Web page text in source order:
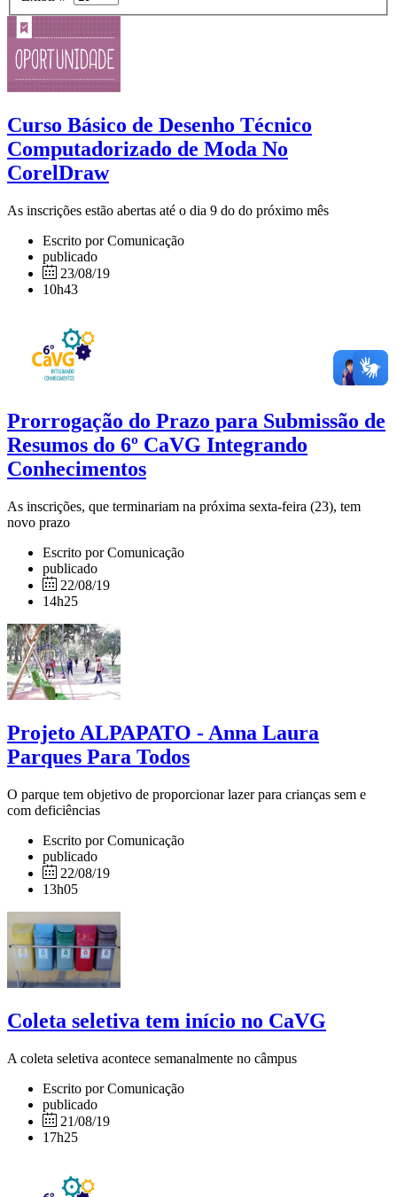
Curso Básico de Desenho Técnico
Computadorizado de Moda No
CorelDraw
As inscrições estão abertas até o dia 9 do do próximo mês
Escrito por Comunicação
publicado
23/08/19
10h43
Prorrogação do Prazo para Submissão de
Resumos do 6º CaVG Integrando
Conhecimentos
As inscrições, que terminariam na próxima sexta-feira (23), tem
novo prazo
Escrito por Comunicação
publicado
22/08/19
14h25
Projeto ALPAPATO - Anna Laura
Parques Para Todos
O parque tem objetivo de proporcionar lazer para crianças sem e
com deficiências
Escrito por Comunicação
publicado
22/08/19
13h05
Coleta seletiva tem início no CaVG
A coleta seletiva acontece semanalmente no câmpus
Escrito por Comunicação
publicado
21/08/19
17h25